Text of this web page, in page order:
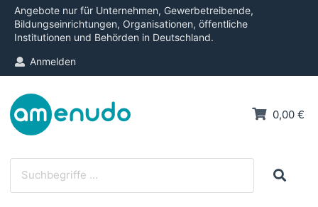
Angebote nur für Unternehmen, Gewerbetreibende,
Bildungseinrichtungen, Organisationen, öffentliche
Institutionen und Behörden in Deutschland.
Anmelden
0,00 €